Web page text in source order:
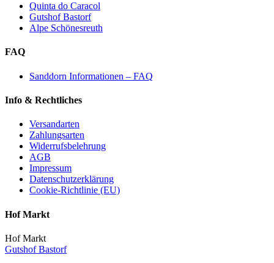
Quinta do Caracol
Gutshof Bastorf
Alpe Schönesreuth
FAQ
Sanddorn Informationen – FAQ
Info & Rechtliches
Versandarten
Zahlungsarten
Widerrufsbelehrung
AGB
Impressum
Datenschutzerklärung
Cookie-Richtlinie (EU)
Hof Markt
Hof Markt
Gutshof Bastorf